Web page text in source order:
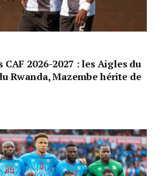
2026-2027 : les Aigles du
Rwanda, Mazembe hérite de